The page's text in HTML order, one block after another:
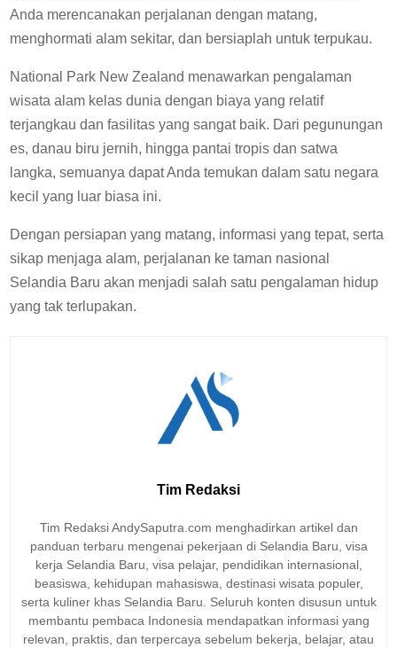
Anda merencanakan perjalanan dengan matang,
menghormati alam sekitar, dan bersiaplah untuk terpukau.
National Park New Zealand menawarkan pengalaman
wisata alam kelas dunia dengan biaya yang relatif
terjangkau dan fasilitas yang sangat baik. Dari pegunungan
es, danau biru jernih, hingga pantai tropis dan satwa
langka, semuanya dapat Anda temukan dalam satu negara
kecil yang luar biasa ini.
Dengan persiapan yang matang, informasi yang tepat, serta
sikap menjaga alam, perjalanan ke taman nasional
Selandia Baru akan menjadi salah satu pengalaman hidup
yang tak terlupakan.
Tim Redaksi
Tim Redaksi AndySaputra.com menghadirkan artikel dan
panduan terbaru mengenai pekerjaan di Selandia Baru, visa
kerja Selandia Baru, visa pelajar, pendidikan internasional,
beasiswa, kehidupan mahasiswa, destinasi wisata populer,
serta kuliner khas Selandia Baru. Seluruh konten disusun untuk
membantu pembaca Indonesia mendapatkan informasi yang
relevan, praktis, dan terpercaya sebelum bekerja, belajar, atau